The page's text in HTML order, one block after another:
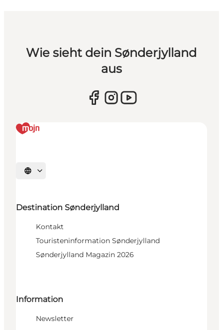
Wie sieht dein Sønderjylland
aus
Sprache auswählen
Destination Sønderjylland
Kontakt
Touristeninformation Sønderjylland
Sønderjylland Magazin 2026
Information
Newsletter